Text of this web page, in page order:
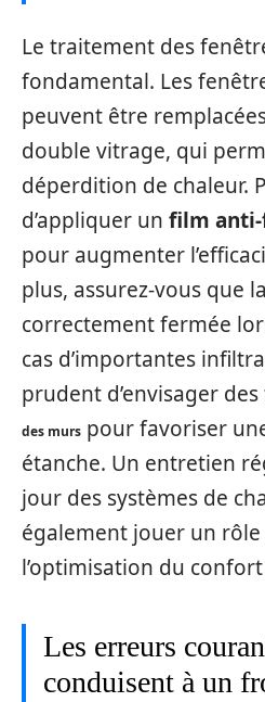
Le traitement des
fondamental. Les
peuvent être
double vitrage, qui
déperdition de chaleur.
d’appliquer un film
pour augmenter
plus, assurez-vous que
correctement fermée
cas d’importantes
prudent d’envisager des
des murs pour favoriser
étanche. Un entretien
jour des systèmes de
également jouer un
l’optimisation du
Les erreurs
conduisent à un